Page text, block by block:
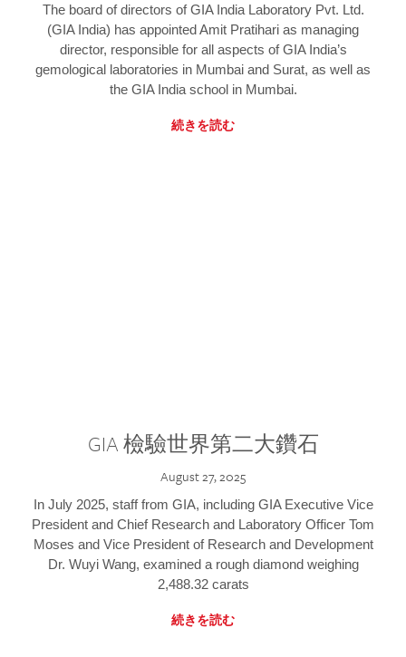
The board of directors of GIA India Laboratory Pvt. Ltd.
(GIA India) has appointed Amit Pratihari as managing
director, responsible for all aspects of GIA India’s
gemological laboratories in Mumbai and Surat, as well as
the GIA India school in Mumbai.
続きを読む
GIA 檢驗世界第二大鑽石
August 27, 2025
In July 2025, staff from GIA, including GIA Executive Vice
President and Chief Research and Laboratory Officer Tom
Moses and Vice President of Research and Development
Dr. Wuyi Wang, examined a rough diamond weighing
2,488.32 carats
続きを読む